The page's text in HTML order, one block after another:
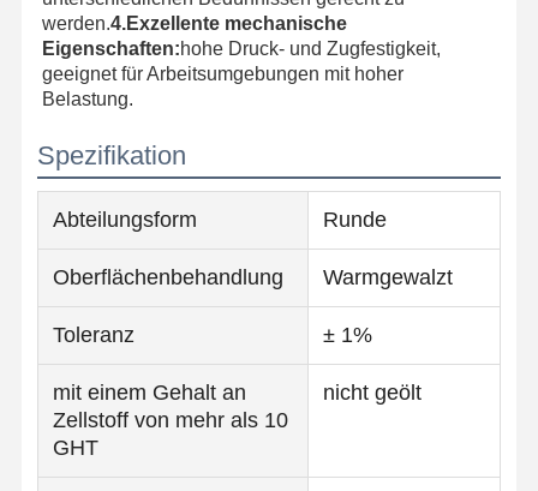
werden.4.Exzellente mechanische
Eigenschaften:hohe Druck- und Zugfestigkeit,
geeignet für Arbeitsumgebungen mit hoher
Belastung.
Spezifikation
Abteilungsform Runde
Oberflächenbehandlung Warmgewalzt
Toleranz ± 1%
mit einem Gehalt an
Zellstoff von mehr als 10
GHT
nicht geölt